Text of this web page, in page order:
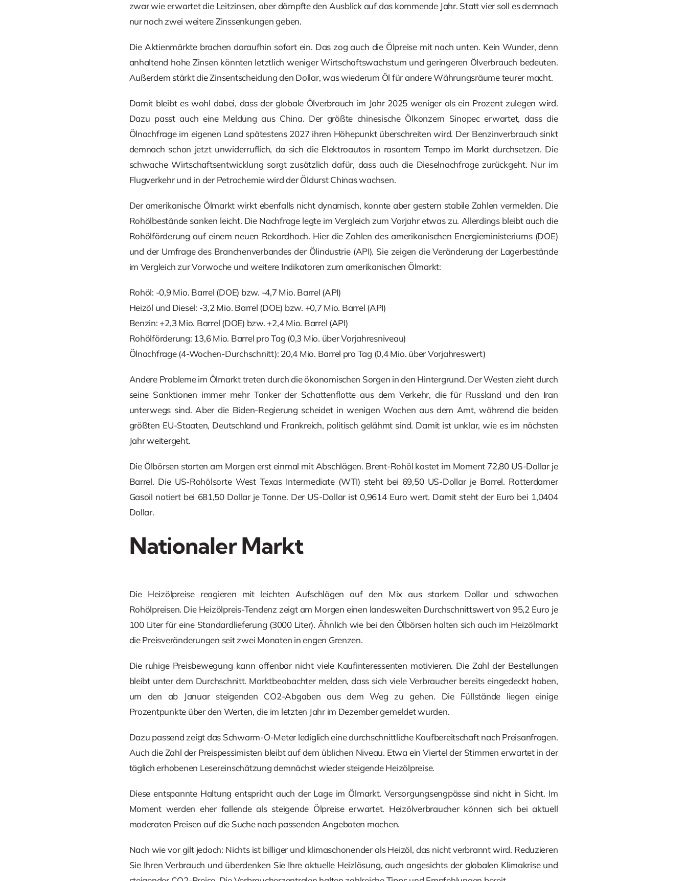
zwar wie erwartet die Leitzinsen, aber dämpfte den Ausblick auf das kommende Jahr. Statt vier soll es demnach
nur noch zwei weitere Zinssenkungen geben.
Die Aktienmärkte brachen daraufhin sofort ein. Das zog auch die Ölpreise mit nach unten. Kein Wunder, denn
anhaltend hohe Zinsen könnten letztlich weniger Wirtschaftswachstum und geringeren Ölverbrauch bedeuten.
Außerdem stärkt die Zinsentscheidung den Dollar, was wiederum Öl für andere Währungsräume teurer macht.
Damit bleibt es wohl dabei, dass der globale Ölverbrauch im Jahr 2025 weniger als ein Prozent zulegen wird.
Dazu passt auch eine Meldung aus China. Der größte chinesische Ölkonzern Sinopec erwartet, dass die
Ölnachfrage im eigenen Land spätestens 2027 ihren Höhepunkt überschreiten wird. Der Benzinverbrauch sinkt
demnach schon jetzt unwiderruflich, da sich die Elektroautos in rasantem Tempo im Markt durchsetzen. Die
schwache Wirtschaftsentwicklung sorgt zusätzlich dafür, dass auch die Dieselnachfrage zurückgeht. Nur im
Flugverkehr und in der Petrochemie wird der Öldurst Chinas wachsen.
Der amerikanische Ölmarkt wirkt ebenfalls nicht dynamisch, konnte aber gestern stabile Zahlen vermelden. Die
Rohölbestände sanken leicht. Die Nachfrage legte im Vergleich zum Vorjahr etwas zu. Allerdings bleibt auch die
Rohölförderung auf einem neuen Rekordhoch. Hier die Zahlen des amerikanischen Energieministeriums (DOE)
und der Umfrage des Branchenverbandes der Ölindustrie (API). Sie zeigen die Veränderung der Lagerbestände
im Vergleich zur Vorwoche und weitere Indikatoren zum amerikanischen Ölmarkt:
Rohöl: -0,9 Mio. Barrel (DOE) bzw. -4,7 Mio. Barrel (API)
Heizöl und Diesel: -3,2 Mio. Barrel (DOE) bzw. +0,7 Mio. Barrel (API)
Benzin: +2,3 Mio. Barrel (DOE) bzw. +2,4 Mio. Barrel (API)
Rohölförderung: 13,6 Mio. Barrel pro Tag (0,3 Mio. über Vorjahresniveau)
Ölnachfrage (4-Wochen-Durchschnitt): 20,4 Mio. Barrel pro Tag (0,4 Mio. über Vorjahreswert)
Andere Probleme im Ölmarkt treten durch die ökonomischen Sorgen in den Hintergrund. Der Westen zieht durch
seine Sanktionen immer mehr Tanker der Schattenflotte aus dem Verkehr, die für Russland und den Iran
unterwegs sind. Aber die Biden-Regierung scheidet in wenigen Wochen aus dem Amt, während die beiden
größten EU-Staaten, Deutschland und Frankreich, politisch gelähmt sind. Damit ist unklar, wie es im nächsten
Jahr weitergeht.
Die Ölbörsen starten am Morgen erst einmal mit Abschlägen. Brent-Rohöl kostet im Moment 72,80 US-Dollar je
Barrel. Die US-Rohölsorte West Texas Intermediate (WTI) steht bei 69,50 US-Dollar je Barrel. Rotterdamer
Gasoil notiert bei 681,50 Dollar je Tonne. Der US-Dollar ist 0,9614 Euro wert. Damit steht der Euro bei 1,0404
Dollar.
Nationaler Markt
Die Heizölpreise reagieren mit leichten Aufschlägen auf den Mix aus starkem Dollar und schwachen
Rohölpreisen. Die Heizölpreis-Tendenz zeigt am Morgen einen landesweiten Durchschnittswert von 95,2 Euro je
100 Liter für eine Standardlieferung (3000 Liter). Ähnlich wie bei den Ölbörsen halten sich auch im Heizölmarkt
die Preisveränderungen seit zwei Monaten in engen Grenzen.
Die ruhige Preisbewegung kann offenbar nicht viele Kaufinteressenten motivieren. Die Zahl der Bestellungen
bleibt unter dem Durchschnitt. Marktbeobachter melden, dass sich viele Verbraucher bereits eingedeckt haben,
um den ab Januar steigenden CO2-Abgaben aus dem Weg zu gehen. Die Füllstände liegen einige
Prozentpunkte über den Werten, die im letzten Jahr im Dezember gemeldet wurden.
Dazu passend zeigt das Schwarm-O-Meter lediglich eine durchschnittliche Kaufbereitschaft nach Preisanfragen.
Auch die Zahl der Preispessimisten bleibt auf dem üblichen Niveau. Etwa ein Viertel der Stimmen erwartet in der
täglich erhobenen Lesereinschätzung demnächst wieder steigende Heizölpreise.
Diese entspannte Haltung entspricht auch der Lage im Ölmarkt. Versorgungsengpässe sind nicht in Sicht. Im
Moment werden eher fallende als steigende Ölpreise erwartet. Heizölverbraucher können sich bei aktuell
moderaten Preisen auf die Suche nach passenden Angeboten machen.
Nach wie vor gilt jedoch: Nichts ist billiger und klimaschonender als Heizöl, das nicht verbrannt wird. Reduzieren
Sie Ihren Verbrauch und überdenken Sie Ihre aktuelle Heizlösung, auch angesichts der globalen Klimakrise und